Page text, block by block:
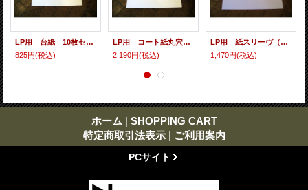
LP用 台紙 10枚セット
825円(税込)
LP用 コート紙丸穴ジャケ 10枚セット
2,190円(税込)
LP用 紙スリーヴ（レギュラー 四角の角） 10枚セット
1,470円(税込)
ホーム | SHOPPING CART
特定商取引法表示 | ご利用案内
PCサイト